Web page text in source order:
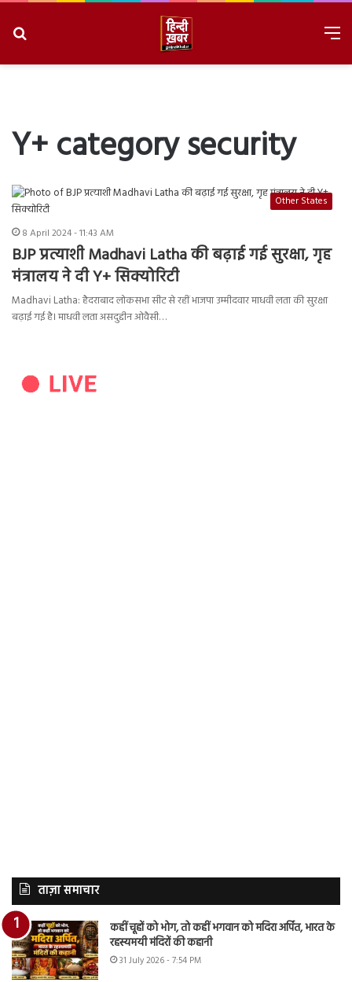
Y+ category security
Other States
8 April 2024 - 11:43 AM
BJP प्रत्याशी Madhavi Latha की बढ़ाई गई सुरक्षा, गृह
मंत्रालय ने दी Y+ सिक्योरिटी
Madhavi Latha: हैदराबाद लोकसभा सीट से रहीं भाजपा उम्मीदवार माधवी लता की सुरक्षा
बढ़ाई गई है। माधवी लता असदुद्दीन ओवैसी…
ताज़ा समाचार
कहीं चूहों को भोग, तो कहीं भगवान को मदिरा अर्पित, भारत के
रहस्यमयी मंदिरों की कहानी
31 July 2026 - 7:54 PM